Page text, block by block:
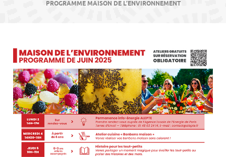
PROGRAMME MAISON DE L’ENVIRONNEMENT